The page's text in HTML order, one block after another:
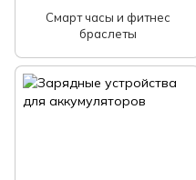
Смарт часы и фитнес
браслеты